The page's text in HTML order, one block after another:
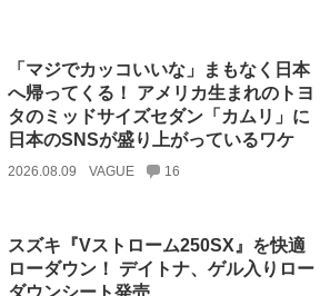
「マジでカッコいいな」まもなく日本
へ帰ってくる！ アメリカ生まれのトヨ
タのミッドサイズセダン「カムリ」に
日本のSNSが盛り上がっているワケ
2026.08.09 VAGUE 16
スズキ『Vストローム250SX』を快適
ローダウン！ デイトナ、ゲル入りロー
ダウンシート発売